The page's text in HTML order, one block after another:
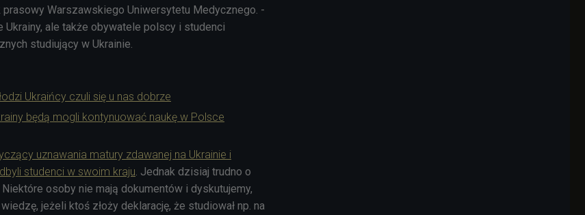
Warszawskiego Uniwersytetu Medycznego. -
ale także obywatele polscy i studenci
studiujący w Ukrainie.
Ukraińcy czuli się u nas dobrze
będą mogli kontynuować naukę w Polsce
uznawania matury zdawanej na Ukrainie i
studenci w swoim kraju. Jednak dzisiaj trudno o
osoby nie mają dokumentów i dyskutujemy,
jeżeli ktoś złoży deklarację, że studiował np. na